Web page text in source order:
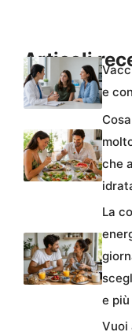
Articoli
e
che
La
e
Vuoi